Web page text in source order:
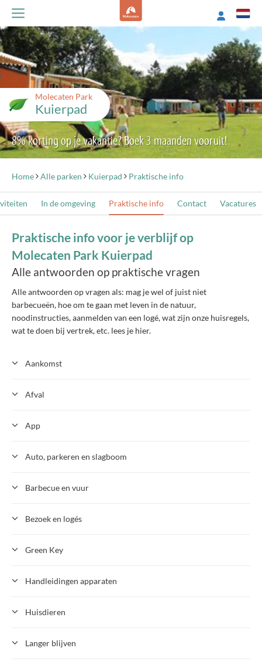
Molecaten Park
Kuierpad
8% korting op je vakantie? Boek 3 maanden vooruit!
Home Alle parken Kuierpad Praktische info
In de omgeving Praktische info Contact Vacatures
Praktische info voor je verblijf op
Molecaten Park Kuierpad
Alle antwoorden op praktische vragen
Alle antwoorden op vragen als: mag je wel of juist niet
barbecueën, hoe om te gaan met leven in de natuur,
noodinstructies, aanmelden van een logé, wat zijn onze huisregels,
wat te doen bij vertrek, etc. lees je hier.
Aankomst
Afval
App
Auto, parkeren en slagboom
Barbecue en vuur
Bezoek en logés
Green Key
Handleidingen apparaten
Huisdieren
Langer blijven